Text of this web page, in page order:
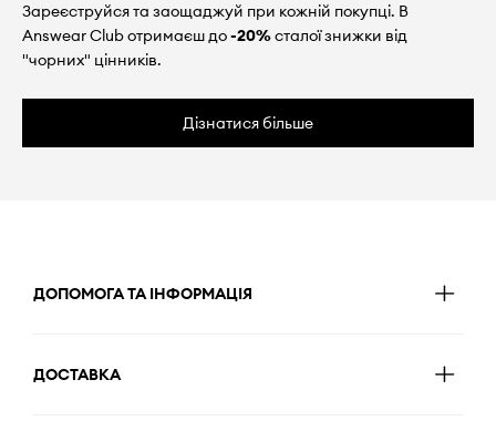
Зареєструйся та заощаджуй при кожній покупці. В
Answear Club отримаєш до-20%сталої знижки від
"чорних" цінників.
Дізнатися більше
ДОПОМОГА ТА ІНФОРМАЦІЯ
ДОСТАВКА